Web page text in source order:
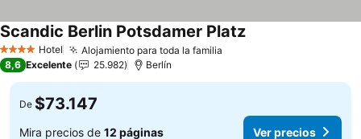
4 EstrellasHotel Alojamiento para toda la familia
Scandic Berlin Potsdamer PlatzVer precios
8,6 Excelente 25.982 Berlín
De $73.147
Mira precios de 12 páginas Ver precios